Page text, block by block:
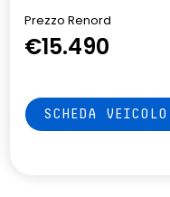
Prezzo Renord
€15.490
SCHEDA VEICOLO